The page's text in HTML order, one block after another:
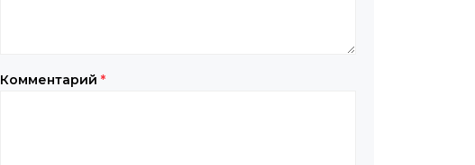
Комментарий *